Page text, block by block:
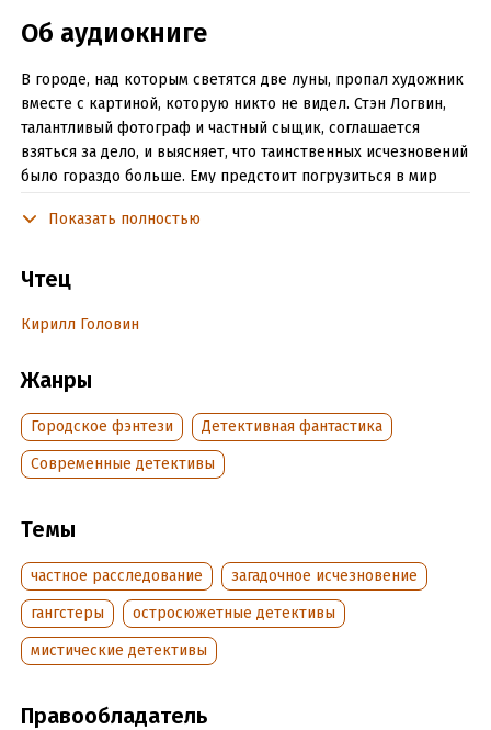
Об аудиокниге
В городе, над которым светятся две луны, пропал художник
вместе с картиной, которую никто не видел. Стэн Логвин,
талантливый фотограф и частный сыщик, соглашается
взяться за дело, и выясняет, что таинственных исчезновений
было гораздо больше. Ему предстоит погрузиться в мир
пропавшего больше загадок, чем подсказок.
Подробная информация
Дата написания:
Дата поступления:
ISBN (EAN):9785042064500
Показать полностью
Чтец
Кирилл Головин
Жанры
Городское фэнтези
Детективная фантастика
Современные детективы
Темы
частное расследование
загадочное исчезновение
гангстеры
остросюжетные детективы
мистические детективы
Правообладатель